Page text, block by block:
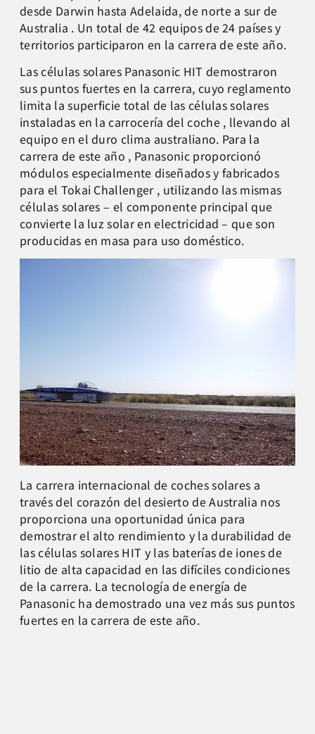
desde Darwin hasta Adelaida, de norte a sur de
Australia . Un total de 42 equipos de 24 países y
territorios participaron en la carrera de este año.
Las células solares Panasonic HIT demostraron
sus puntos fuertes en la carrera, cuyo reglamento
limita la superficie total de las células solares
instaladas en la carrocería del coche , llevando al
equipo en el duro clima australiano. Para la
carrera de este año , Panasonic proporcionó
módulos especialmente diseñados y fabricados
para el Tokai Challenger , utilizando las mismas
células solares – el componente principal que
convierte la luz solar en electricidad – que son
producidas en masa para uso doméstico.
La carrera internacional de coches solares a
través del corazón del desierto de Australia nos
proporciona una oportunidad única para
demostrar el alto rendimiento y la durabilidad de
las células solares HIT y las baterías de iones de
litio de alta capacidad en las difíciles condiciones
de la carrera. La tecnología de energía de
Panasonic ha demostrado una vez más sus puntos
fuertes en la carrera de este año.